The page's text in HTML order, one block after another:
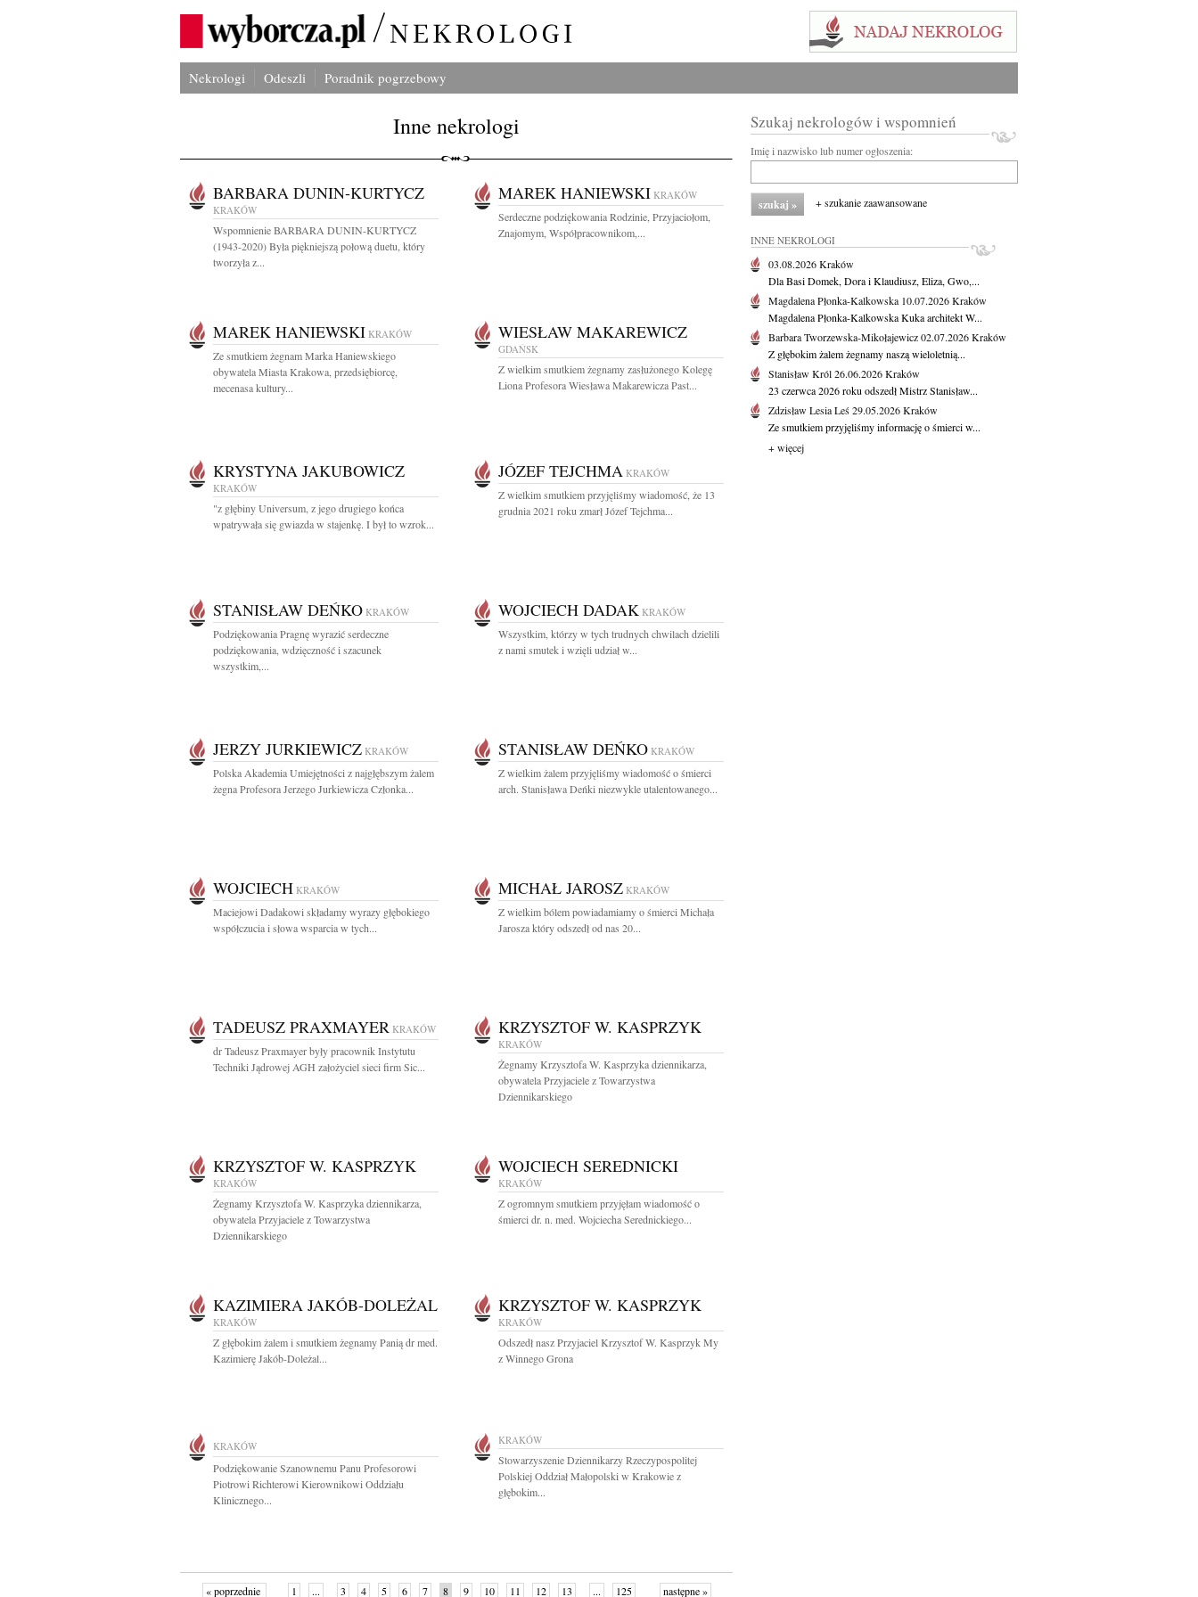
Nekrologi Odeszli Poradnik pogrzebowy
Inne nekrologi
BARBARA DUNIN-KURTYCZ
KRAKÓW
Wspomnienie BARBARA DUNIN-KURTYCZ
(1943-2020) Była piękniejszą połową duetu, który
tworzyła z...
MAREK HANIEWSKI KRAKÓW
Serdeczne podziękowania Rodzinie, Przyjaciołom,
Znajomym, Współpracownikom,...
MAREK HANIEWSKI KRAKÓW
Ze smutkiem żegnam Marka Haniewskiego
obywatela Miasta Krakowa, przedsiębiorcę,
mecenasa kultury...
WIESŁAW MAKAREWICZ
GDAŃSK
Z wielkim smutkiem żegnamy zasłużonego Kolegę
Liona Profesora Wiesława Makarewicza Past...
KRYSTYNA JAKUBOWICZ
KRAKÓW
"z głębiny Universum, z jego drugiego końca
wpatrywała się gwiazda w stajenkę. I był to wzrok...
JÓZEF TEJCHMA KRAKÓW
Z wielkim smutkiem przyjęliśmy wiadomość, że 13
grudnia 2021 roku zmarł Józef Tejchma...
STANISŁAW DEŃKO KRAKÓW
Podziękowania Pragnę wyrazić serdeczne
podziękowania, wdzięczność i szacunek
wszystkim,...
WOJCIECH DADAK KRAKÓW
Wszystkim, którzy w tych trudnych chwilach dzielili
z nami smutek i wzięli udział w...
JERZY JURKIEWICZ KRAKÓW
Polska Akademia Umiejętności z najgłębszym żalem
żegna Profesora Jerzego Jurkiewicza Członka...
STANISŁAW DEŃKO KRAKÓW
Z wielkim żalem przyjęliśmy wiadomość o śmierci
arch. Stanisława Deńki niezwykle utalentowanego...
WOJCIECH KRAKÓW
Maciejowi Dadakowi składamy wyrazy głębokiego
współczucia i słowa wsparcia w tych...
MICHAŁ JAROSZ KRAKÓW
Z wielkim bólem powiadamiamy o śmierci Michała
Jarosza który odszedł od nas 20...
TADEUSZ PRAXMAYER KRAKÓW
dr Tadeusz Praxmayer były pracownik Instytutu
Techniki Jądrowej AGH założyciel sieci firm Sic...
KRZYSZTOF W. KASPRZYK
KRAKÓW
Żegnamy Krzysztofa W. Kasprzyka dziennikarza,
obywatela Przyjaciele z Towarzystwa
Dziennikarskiego
KRZYSZTOF W. KASPRZYK
KRAKÓW
Żegnamy Krzysztofa W. Kasprzyka dziennikarza,
obywatela Przyjaciele z Towarzystwa
Dziennikarskiego
WOJCIECH SEREDNICKI
KRAKÓW
Z ogromnym smutkiem przyjęłam wiadomość o
śmierci dr. n. med. Wojciecha Serednickiego...
KAZIMIERA JAKÓB-DOLEŻAL
KRAKÓW
Z głębokim żalem i smutkiem żegnamy Panią dr med.
Kazimierę Jakób-Doleżal...
KRZYSZTOF W. KASPRZYK
KRAKÓW
Odszedł nasz Przyjaciel Krzysztof W. Kasprzyk My
z Winnego Grona
KRAKÓW
Podziękowanie Szanownemu Panu Profesorowi
Piotrowi Richterowi Kierownikowi Oddziału
Klinicznego...
KRAKÓW
Stowarzyszenie Dziennikarzy Rzeczypospolitej
Polskiej Oddział Małopolski w Krakowie z
głębokim...
« poprzednie 1 ... 3 4 5 6 7 8 9 10 11 12 13 ... 125 następne »
Szukaj nekrologów i wspomnień
Imię i nazwisko lub numer ogłoszenia:
+ szukanie zaawansowane
INNE NEKROLOGI
03.08.2026Kraków
Dla Basi Domek, Dora i Klaudiusz, Eliza, Gwo,...
Magdalena Płonka-Kalkowska 10.07.2026Kraków
Magdalena Płonka-Kalkowska Kuka architekt W...
Barbara Tworzewska-Mikołajewicz02.07.2026Kraków
Z głębokim żalem żegnamy naszą wieloletnią...
Stanisław Król26.06.2026Kraków
23 czerwca 2026 roku odszedł Mistrz Stanisław...
Zdzisław Lesia Leś29.05.2026Kraków
Ze smutkiem przyjęliśmy informację o śmierci w...
+ więcej